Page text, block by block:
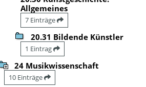
Allgemeines
7 Einträge
20.31 Bildende Künstler
1 Eintrag
24 Musikwissenschaft
10 Einträge